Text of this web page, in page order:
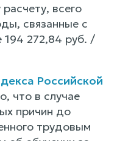
всего
связанные с
272,84 руб. /
Российской
что в случае
причин до
трудовым